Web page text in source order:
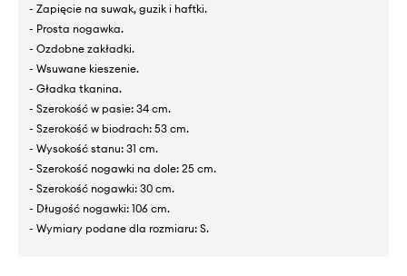
- Zapięcie na suwak, guzik i haftki.
- Prosta nogawka.
- Ozdobne zakładki.
- Wsuwane kieszenie.
- Gładka tkanina.
- Szerokość w pasie: 34 cm.
- Szerokość w biodrach: 53 cm.
- Wysokość stanu: 31 cm.
- Szerokość nogawki na dole: 25 cm.
- Szerokość nogawki: 30 cm.
- Długość nogawki: 106 cm.
- Wymiary podane dla rozmiaru: S.